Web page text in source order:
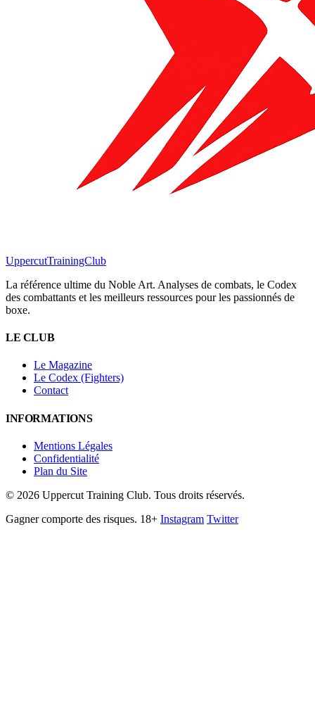
UppercutTrainingClub
La référence ultime du Noble Art. Analyses de combats, le Codex
des combattants et les meilleurs ressources pour les passionnés de
boxe.
LE CLUB
Le Magazine
Le Codex (Fighters)
Contact
INFORMATIONS
Mentions Légales
Confidentialité
Plan du Site
© 2026 Uppercut Training Club. Tous droits réservés.
Gagner comporte des risques. 18+ Instagram Twitter